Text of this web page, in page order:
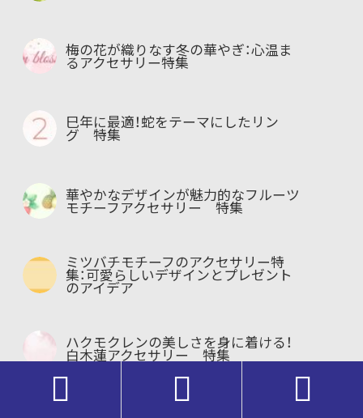
梅の花が織りなす冬の華やぎ：心温ま
るアクセサリー特集
巳年に最適！蛇をテーマにしたリン
グ 特集
華やかなデザインが魅力的なフルーツ
モチーフアクセサリー 特集
ミツバチモチーフのアクセサリー特
集：可愛らしいデザインとプレゼント
のアイデア
ハクモクレンの美しさを身に着ける！
白木蓮アクセサリー 特集
  